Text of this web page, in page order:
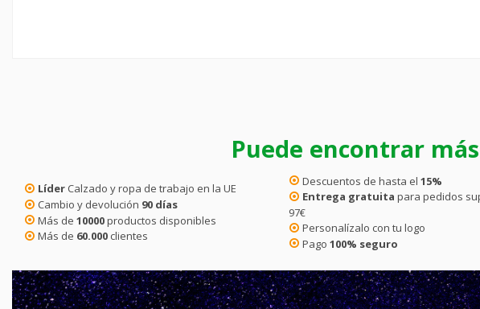
Puede encontrar
Líder Calzado y ropa de trabajo en la UE
Cambio y devolución 90 días
Más de 10000productos disponibles
Más de 60.000 clientes
Descuentos de hasta el 15%
Entrega gratuita para pedidos
97€
Personalízalo con tu logo
Pago 100% seguro